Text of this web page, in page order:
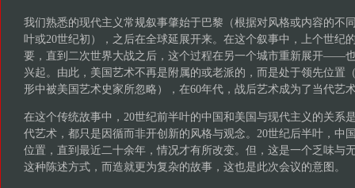
我们熟悉的现代主义常规叙事肇始于巴黎（根据对风格或内容的不
叶或20世纪初），之后在全球延展开来。在这个叙事中，上个世纪
要，直到二次世界大战之后，这个过程在另一个城市重新展开——
兴起。由此，美国艺术不再是附属的或老派的，而是处于领先位置
形中被美国艺术史家所忽略），在60年代，战后艺术成为了当代艺
在这个传统故事中，20世纪前半叶的中国和美国与现代主义的关系
代艺术，都只是因循而非开创新的风格与观念。20世纪后半叶，中
位置，直到最近二十余年，情况才有所改变。但，这是一个乏味与
这种陈述方式，而造就更为复杂的故事，这也是此次会议的意图。